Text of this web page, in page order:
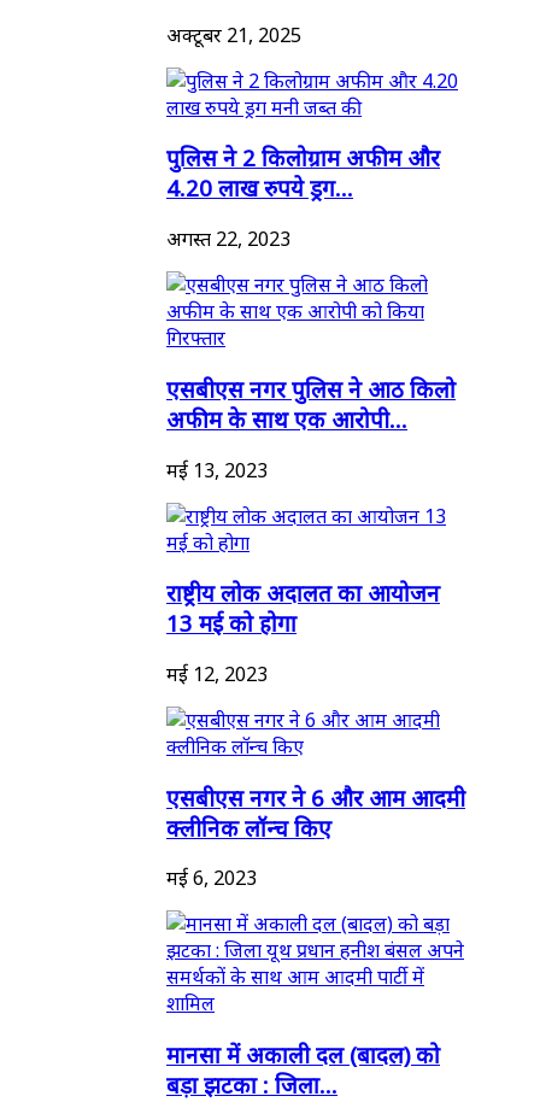
अक्टूबर 21, 2025
पुलिस ने 2 किलोग्राम अफीम और
4.20 लाख रुपये ड्रग...
अगस्त 22, 2023
एसबीएस नगर पुलिस ने आठ किलो
अफीम के साथ एक आरोपी...
मई 13, 2023
राष्ट्रीय लोक अदालत का आयोजन
13 मई को होगा
मई 12, 2023
एसबीएस नगर ने 6 और आम आदमी
क्लीनिक लॉन्च किए
मई 6, 2023
मानसा में अकाली दल (बादल) को
बड़ा झटका : जिला...